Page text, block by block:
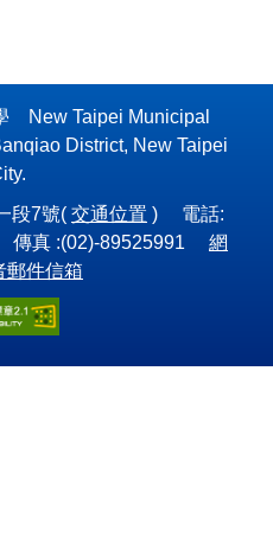
New Taipei Municipal
District, New Taipei
段7號( 交通位置 ) 電話:
真 :(02)-89525991 網
郵件信箱